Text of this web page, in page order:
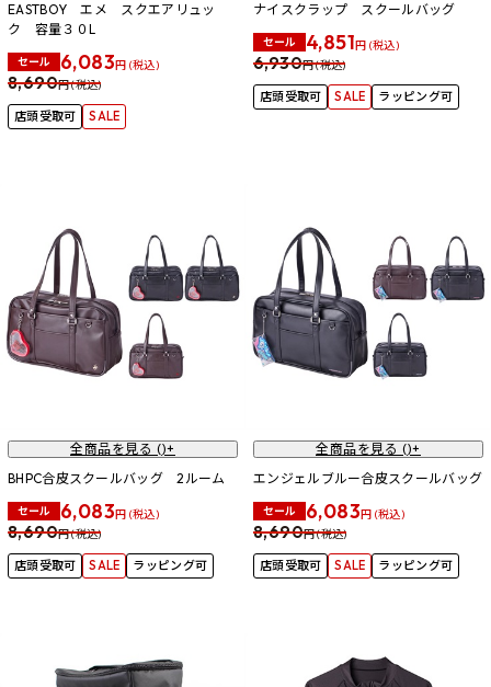
EASTBOY エメ スクエアリュッ
ク 容量３０L
セール 6,083円 (税込)
8,690円 (税込)
店頭受取可 SALE
ナイスクラップ スクールバッグ
セール 4,851円 (税込)
6,930円 (税込)
店頭受取可 SALE ラッピング可
全商品を見る ()+
BHPC合皮スクールバッグ 2ルーム
セール 6,083円 (税込)
8,690円 (税込)
店頭受取可 SALE ラッピング可
全商品を見る ()+
エンジェルブルー合皮スクールバッグ
セール 6,083円 (税込)
8,690円 (税込)
店頭受取可 SALE ラッピング可